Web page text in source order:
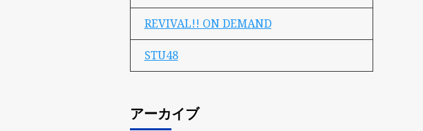
REVIVAL!! ON DEMAND
STU48
アーカイブ